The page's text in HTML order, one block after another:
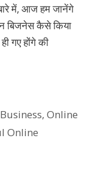
में, आज हम जानेंगे
बिजनेस कैसे किया
गए होंगे की
,Online
Online